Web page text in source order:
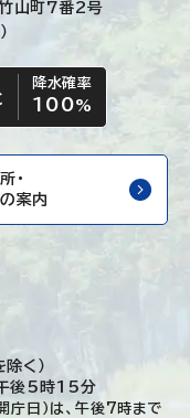
山町7番2号
降水確率
100%
・
案内
く）
後5時15分
庁日）は、午後7時まで